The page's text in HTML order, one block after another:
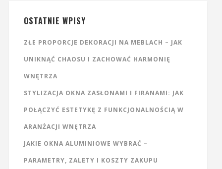
OSTATNIE WPISY
ZŁE PROPORCJE DEKORACJI NA MEBLACH – JAK
UNIKNĄĆ CHAOSU I ZACHOWAĆ HARMONIĘ
WNĘTRZA
STYLIZACJA OKNA ZASŁONAMI I FIRANAMI: JAK
POŁĄCZYĆ ESTETYKĘ Z FUNKCJONALNOŚCIĄ W
ARANŻACJI WNĘTRZA
JAKIE OKNA ALUMINIOWE WYBRAĆ –
PARAMETRY, ZALETY I KOSZTY ZAKUPU